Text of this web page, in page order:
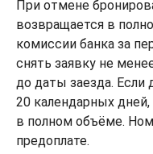
При отмене
возвращается в
комиссии банка за
снять заявку не
до даты заезда. Если
20 календарных
в полном объёме.
предоплате.